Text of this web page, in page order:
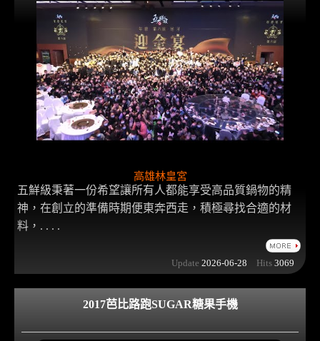
高雄林皇宮
五鮮級秉著一份希望讓所有人都能享受高品質鍋物的精
神，在創立的準備時期便東奔西走，積極尋找合適的材
料，. . . .
Update 2026-06-28 Hits 3069
2017芭比路跑SUGAR糖果手機